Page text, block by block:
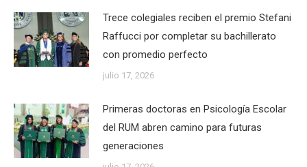
Trece colegiales reciben el premio Stefani
Raffucci por completar su bachillerato
con promedio perfecto
julio 17, 2026
Primeras doctoras en Psicología Escolar
del RUM abren camino para futuras
generaciones